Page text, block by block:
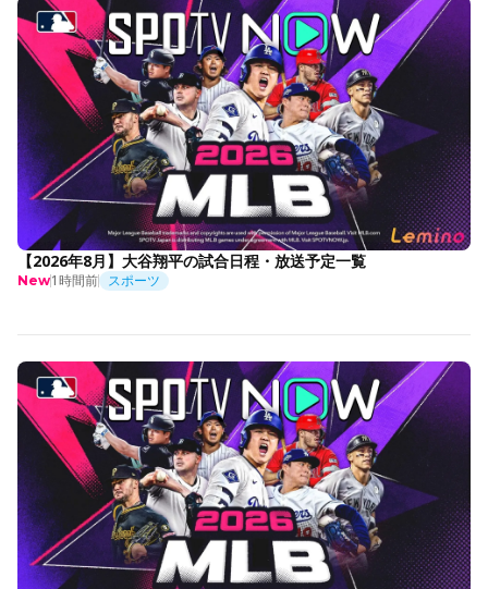
【2026年8月】大谷翔平の試合日程・放送予定一覧
New1時間前 スポーツ